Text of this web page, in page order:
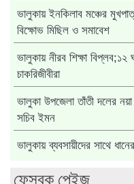
ভালুকায় ইনকিলাব মঞ্চের
বিক্ষোভ মিছিল ও সমাবেশ
ভালুকায় নীরব শিক্ষা
চাকরিজীবীরা
ভালুকা উপজেলা তাঁতী দলের
সচিব ইমন
ভালুকায় ব্যবসায়ীদের সাথে
ফেসবুক পেইজ